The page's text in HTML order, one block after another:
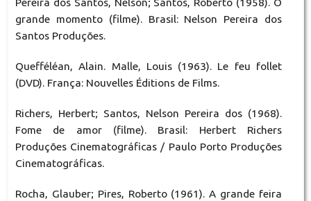
Pereira dos Santos, Nelson; Santos, Roberto (1958). O
grande momento (filme). Brasil: Nelson Pereira dos
Santos Produções.
Quefféléan, Alain. Malle, Louis (1963). Le feu follet
(DVD). França: Nouvelles Éditions de Films.
Richers, Herbert; Santos, Nelson Pereira dos (1968).
Fome de amor (filme). Brasil: Herbert Richers
Produções Cinematográficas / Paulo Porto Produções
Cinematográficas.
Rocha, Glauber; Pires, Roberto (1961). A grande feira